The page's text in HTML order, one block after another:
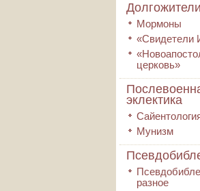
Долгожители
Мормоны
«Свидетели
церковь»
эклектика
Мунизм
разное